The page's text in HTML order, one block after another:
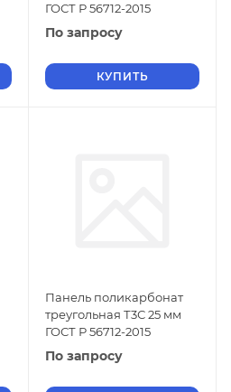
ГОСТ Р 56712-2015
По запросу
КУПИТЬ
Панель поликарбонат
треугольная Т3С 25 мм
ГОСТ Р 56712-2015
По запросу